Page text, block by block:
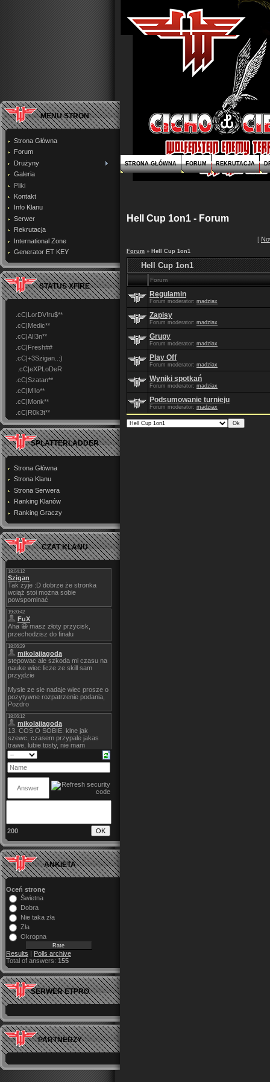
MENU STRON
Strona Główna
Forum
Drużyny
Galeria
Pliki
Kontakt
Info Klanu
Serwer
Rekrutacja
International Zone
Generator ET KEY
STATUS XFIRE
.cC|LorDV!ru$**
.cC|Medic**
.cC|Al!3n**
.cC|Fresh##
.cC|+3Szigan..:)
.cC|eXPLoDeR
.cC|Szatan**
.cC|M!lo**
.cC|Monk**
.cC|R0k3t**
SPLATTERLADDER
Strona Główna
Strona Klanu
Strona Serwera
Ranking Klanów
Ranking Graczy
CZAT KLANU
200
ANKIETA
Oceń stronę
Świetna
Dobra
Nie taka zła
Zła
Okropna
Results | Polls archive
Total of answers: 155
SERWER ETPRO
PARTNERZY
STRONA GŁÓWNA FORUM REKRUTACJA
Hell Cup 1on1 - Forum
[
Forum » Hell Cup 1on1
Hell Cup 1on1
Forum
Regulamin
Forum moderator: madziax
Zapisy
Forum moderator: madziax
Grupy
Forum moderator: madziax
Play Off
Forum moderator: madziax
Wyniki spotkań
Forum moderator: madziax
Podsumowanie turnieju
Forum moderator: madziax